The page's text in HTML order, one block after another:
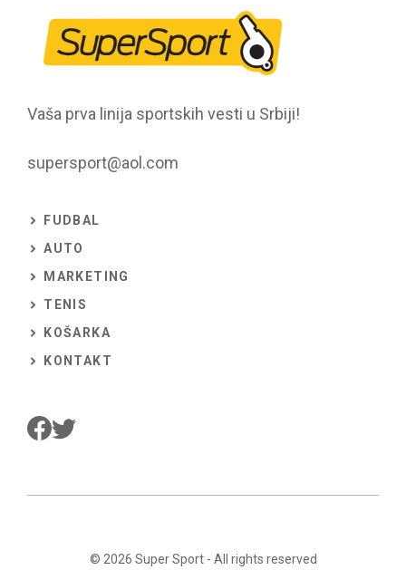
Vaša prva linija sportskih vesti u Srbiji!
supersport@aol.com
FUDBAL
AUTO
MARKETING
TENIS
KOŠARKA
KONTAKT
© 2026 Super Sport- All rights reserved